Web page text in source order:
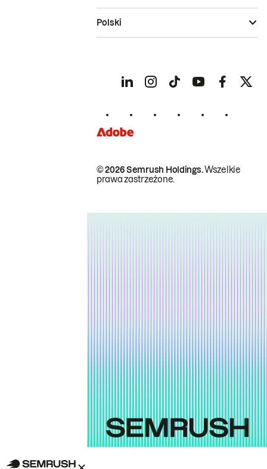
© 2026 Semrush Holdings.Wszelkie
prawa zastrzeżone.
Polski